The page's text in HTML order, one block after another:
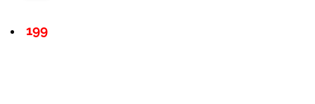
199